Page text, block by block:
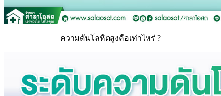
ความดันโลหิตสูงคือเท่าไหร่ ?